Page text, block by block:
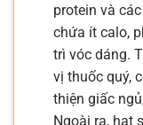
protein và
chứa ít calo,
trì vóc dáng.
vị thuốc quý,
thiện giấc
Ngoài ra, hạt